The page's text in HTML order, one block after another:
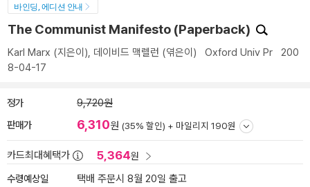
바인딩, 에디션 안내
The Communist Manifesto (Paperback)
Karl Marx (지은이), 데이비드 맥렐런 (엮은이) Oxford Univ Pr 200
8-04-17
정가 9,720원
판매가 6,310원 (35% 할인) + 마일리지 190원
카드최대혜택가 5,364원
수령예상일
택배 주문시 8월 20일 출고